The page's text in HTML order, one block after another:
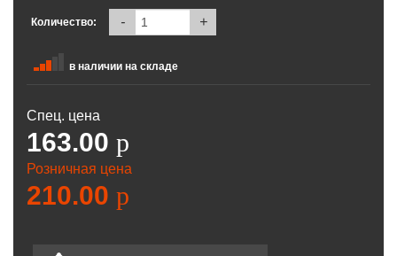
Количество: - +
в наличии на складе
Спец. цена
163.00 p
Розничная цена
210.00 p